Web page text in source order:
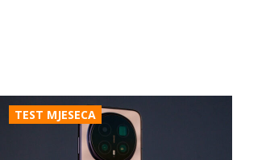
TEST MJESECA